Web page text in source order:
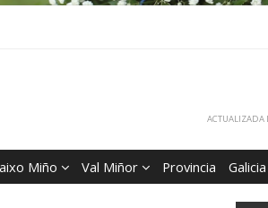
ACTUALIZADA
Miño Val Miñor Provincia Galicia